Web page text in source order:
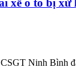
Ninh Bình